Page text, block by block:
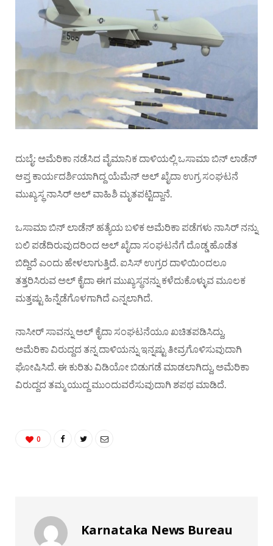
ದುಬೈ: ಅಮೆರಿಕಾ ನಡೆಸಿದ ವೈಮಾನಿಕ ದಾಳಿಯಲ್ಲಿ ಒಸಾಮಾ ಬಿನ್ ಲಾಡೆನ್
ಆಪ್ತ ಕಾರ್ಯದರ್ಶಿಯಾಗಿದ್ದ ಯೆಮೆನ್ ಅಲ್ ಖೈದಾ ಉಗ್ರ ಸಂಘಟನೆ
ಮುಖ್ಯಸ್ಥ ನಾಸಿರ್ ಅಲ್ ವಾಹಿಶಿ ಮೃತಪಟ್ಟಿದ್ದಾನೆ.
ಒಸಾಮಾ ಬಿನ್ ಲಾಡೆನ್ ಹತ್ಯೆಯ ಬಳಿಕ ಅಮೆರಿಕಾ ಪಡೆಗಳು ನಾಸಿರ್ ನನ್ನು
ಬಲಿ ಪಡೆದಿರುವುದರಿಂದ ಅಲ್ ಖೈದಾ ಸಂಘಟನೆಗೆ ದೊಡ್ಡ ಹೊಡೆತ
ಬಿದ್ದಿದೆ ಎಂದು ಹೇಳಲಾಗುತ್ತಿದೆ. ಐಸಿಸ್ ಉಗ್ರರ ದಾಳಿಯಿಂದಲೂ
ತತ್ತರಿಸಿರುವ ಅಲ್ ಕೈದಾ ಈಗ ಮುಖ್ಯಸ್ಥನನ್ನು ಕಳೆದುಕೊಳ್ಳುವ ಮೂಲಕ
ಮತ್ತಷ್ಟು ಹಿನ್ನೆಡೆಗೊಳಗಾಗಿದೆ ಎನ್ನಲಾಗಿದೆ.
ನಾಸೀರ್ ಸಾವನ್ನು ಅಲ್ ಕೈದಾ ಸಂಘಟನೆಯೂ ಖಚಿತಪಡಿಸಿದ್ದು,
ಅಮೆರಿಕಾ ವಿರುದ್ದದ ತನ್ನ ದಾಳಿಯನ್ನು ಇನ್ನಷ್ಟು ತೀವ್ರಗೊಳಿಸುವುದಾಗಿ
ಘೋಷಿಸಿದೆ. ಈ ಕುರಿತು ವಿಡಿಯೋ ಬಿಡುಗಡೆ ಮಾಡಲಾಗಿದ್ದು, ಅಮೆರಿಕಾ
ವಿರುದ್ದದ ತಮ್ಮ ಯುದ್ದ ಮುಂದುವರೆಸುವುದಾಗಿ ಶಪಥ ಮಾಡಿದೆ.
0
Karnataka News Bureau